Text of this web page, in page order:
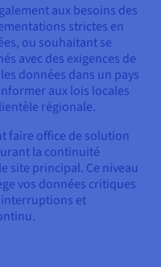
aux besoins des
strictes en
ou souhaitant se
avec des exigences de
données dans un pays
aux lois locales
régionale.
faire office de solution
la continuité
site principal. Ce niveau
vos données critiques
et